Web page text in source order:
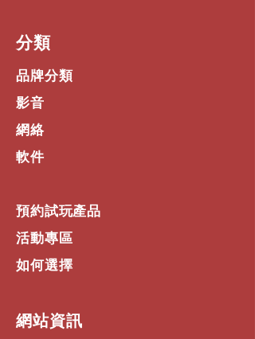
覆蓋角度 @-6DB
2kHz–110°、4kHz–105°
輸入連接器
外殼防護等級
材質
的ABS自熄式）
操作溫度
攝氏–10到55度（華氏14到131
度）
度）
濕度
​分類
品牌分類
影音
網絡
軟件
預約試玩產品
活動專區
如何選擇
​網站資訊